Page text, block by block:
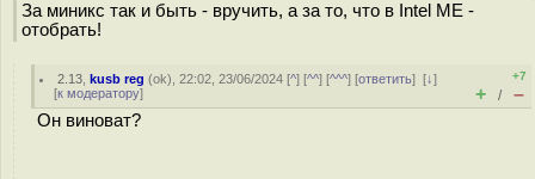
За миникс так и быть - вручить, а за то, что в Intel ME -
отобрать!
2.13 ,kusb reg (ok), 22:02, 23/06/2024 [^] [^^] [^^^] [ответить][↓]
[к модератору]
+7
+ / –
Он виноват?